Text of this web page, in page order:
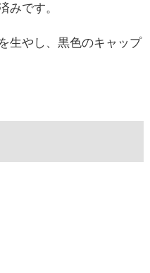
みです。
生やし、黒色のキャップ